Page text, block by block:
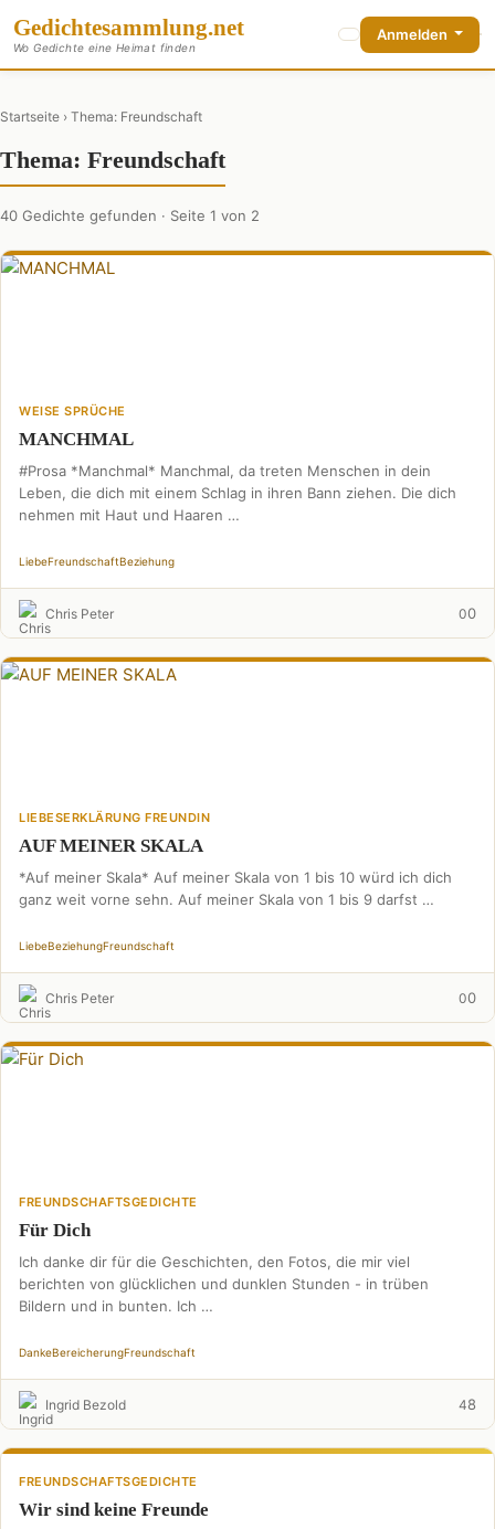
Gedichtesammlung.net
Wo Gedichte eine Heimat finden
Anmelden
Startseite › Thema: Freundschaft
Thema: Freundschaft
40 Gedichte gefunden · Seite 1 von 2
WEISE SPRÜCHE
MANCHMAL
#Prosa *Manchmal* Manchmal, da treten Menschen in dein
Leben, die dich mit einem Schlag in ihren Bann ziehen. Die dich
nehmen mit Haut und Haaren …
LiebeFreundschaftBeziehung
Chris Peter 00
LIEBESERKLÄRUNG FREUNDIN
AUF MEINER SKALA
*Auf meiner Skala* Auf meiner Skala von 1 bis 10 würd ich dich
ganz weit vorne sehn. Auf meiner Skala von 1 bis 9 darfst …
LiebeBeziehungFreundschaft
Chris Peter 00
FREUNDSCHAFTSGEDICHTE
Für Dich
Ich danke dir für die Geschichten, den Fotos, die mir viel
berichten von glücklichen und dunklen Stunden - in trüben
Bildern und in bunten. Ich …
DankeBereicherungFreundschaft
Ingrid Bezold 48
FREUNDSCHAFTSGEDICHTE
Wir sind keine Freunde